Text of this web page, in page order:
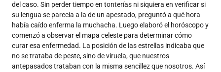
del caso. Sin perder tiempo en tonterías ni siquiera en verificar si
su lengua se parecía a la de un apestado, preguntó a qué hora
había caído enferma la muchacha. Luego elaboró el horóscopo y
comenzó a observar el mapa celeste para determinar cómo
curar esa enfermedad. La posición de las estrellas indicaba que
no se trataba de peste, sino de viruela, que nuestros
antepasados trataban con la misma sencillez que nosotros. Así